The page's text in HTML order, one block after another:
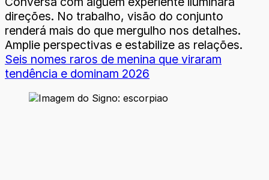
direções. No trabalho, visão do conjunto
renderá mais do que mergulho nos detalhes.
Amplie perspectivas e estabilize as relações.
Seis nomes raros de menina que viraram
tendência e dominam 2026